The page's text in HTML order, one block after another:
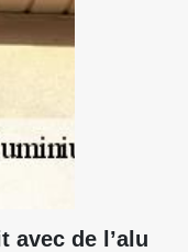
avec de l’alu